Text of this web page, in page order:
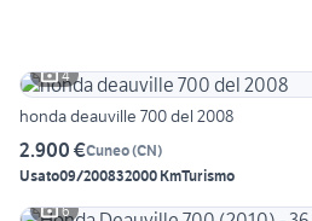
4
honda deauville 700 del 2008
2.900 €Cuneo(CN)
Usato09/200832000 KmTurismo
6